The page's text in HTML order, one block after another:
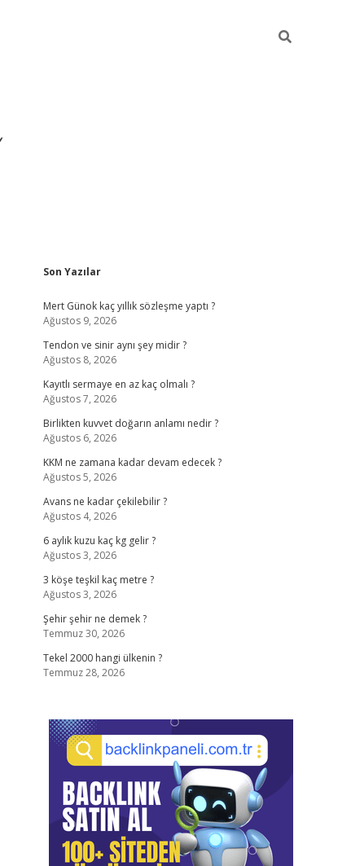
Sidebar
Son Yazılar
Mert Günok kaç yıllık sözleşme yaptı ?
Ağustos 9, 2026
Tendon ve sinir aynı şey midir ?
Ağustos 8, 2026
Kayıtlı sermaye en az kaç olmalı ?
Ağustos 7, 2026
Birlikten kuvvet doğarın anlamı nedir ?
Ağustos 6, 2026
KKM ne zamana kadar devam edecek ?
Ağustos 5, 2026
Avans ne kadar çekilebilir ?
Ağustos 4, 2026
6 aylık kuzu kaç kg gelir ?
Ağustos 3, 2026
3 köşe teşkil kaç metre ?
Ağustos 3, 2026
Şehir şehir ne demek ?
Temmuz 30, 2026
Tekel 2000 hangi ülkenin ?
Temmuz 28, 2026